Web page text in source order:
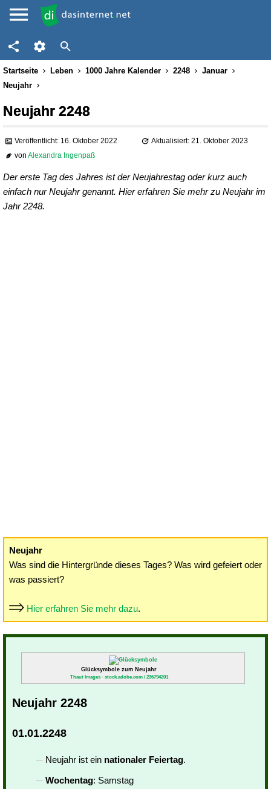
Startseite Leben 1000 Jahre Kalender 2248
Januar
Neujahr
Neujahr 2248
Veröffentlicht: 16. Oktober 2022
Aktualisiert: 21. Oktober 2023
vonAlexandra Ingenpaß
Der erste Tag des Jahres ist der Neujahrestag oder kurz auch
einfach nur Neujahr genannt. Hier erfahren Sie mehr zu Neujahr im
Jahr 2248.
Neujahr
Was sind die Hintergründe dieses Tages? Was wird gefeiert oder
was passiert?
Hier erfahren Sie mehr dazu.
Glücksymbole zum Neujahr
Thaut Images - stock.adobe.com / 236794201
Neujahr 2248
01.01.2248
Neujahr ist ein nationaler Feiertag.
Wochentag: Samstag